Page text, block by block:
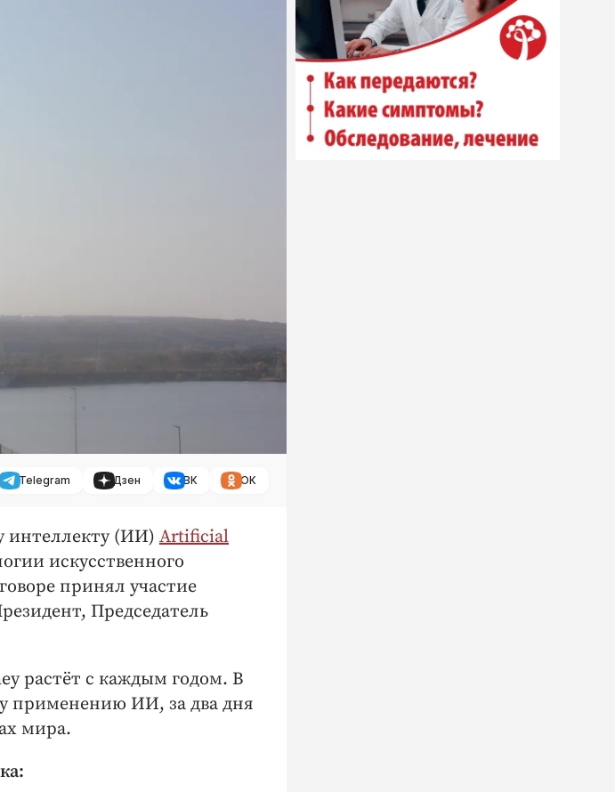
Telegram Дзен ВК ОК
интеллекту (ИИ) Artificial
искусственного
принял участие
Председатель
растёт с каждым годом. В
применению ИИ, за два дня
мира.